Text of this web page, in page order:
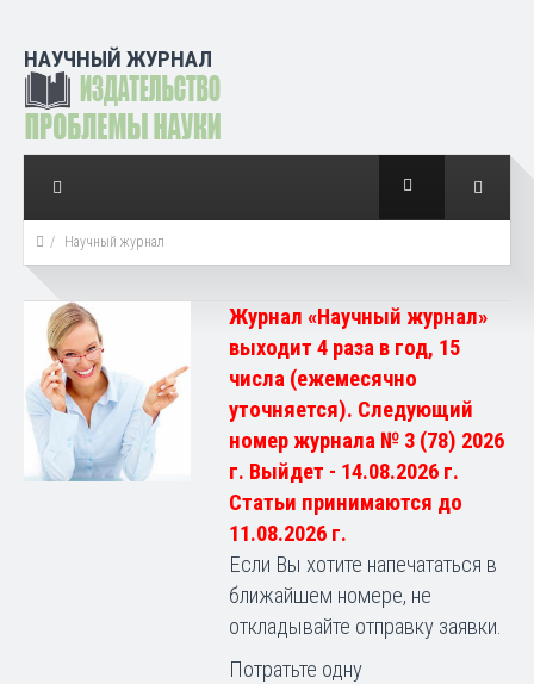
НАУЧНЫЙ ЖУРНАЛ
Научный журнал
Журнал «Научный журнал»
выходит 4 раза в год, 15
числа (ежемесячно
уточняется). Следующий
номер журнала № 3 (78) 2026
г. Выйдет - 14.08.2026 г.
Статьи принимаются до
11.08.2026 г.
Если Вы хотите напечататься в
ближайшем номере, не
откладывайте отправку заявки.
Потратьте одну